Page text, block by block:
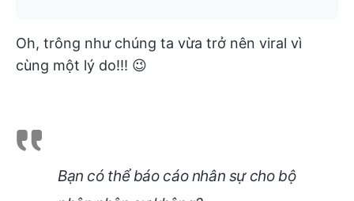
Oh, trông như chúng ta vừa trở nên viral vì
cùng một lý do!!! 😉
Bạn có thể báo cáo nhân sự cho bộ